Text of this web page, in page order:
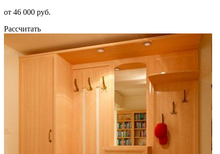
от 46 000 руб.
Рассчитать